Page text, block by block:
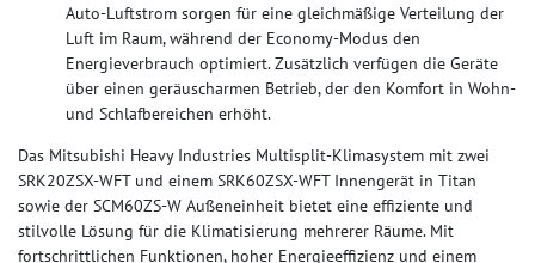
Auto-Luftstrom sorgen für eine gleichmäßige Verteilung der
Luft im Raum, während der Economy-Modus den
Energieverbrauch optimiert. Zusätzlich verfügen die Geräte
über einen geräuscharmen Betrieb, der den Komfort in Wohn-
und Schlafbereichen erhöht.
Das Mitsubishi Heavy Industries Multisplit-Klimasystem mit zwei
SRK20ZSX-WFT und einem SRK60ZSX-WFT Innengerät in Titan
sowie der SCM60ZS-W Außeneinheit bietet eine effiziente und
stilvolle Lösung für die Klimatisierung mehrerer Räume. Mit
fortschrittlichen Funktionen, hoher Energieeffizienz und einem